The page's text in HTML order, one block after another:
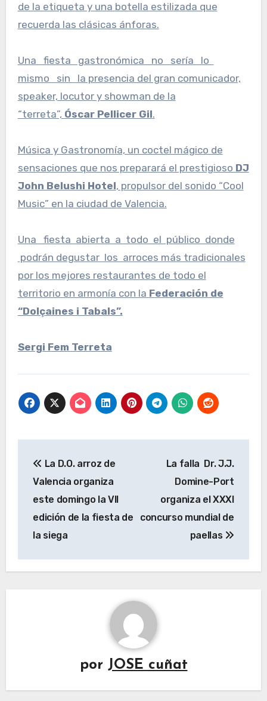
de la etiqueta y una botella estilizada que
recuerda las clásicas ánforas.
Una fiesta gastronómica no sería lo
mismo sin la presencia del gran comunicador,
speaker, locutor y showman de la
“terreta”, Óscar Pellicer Gil.
Música y Gastronomía, un coctel mágico de
sensaciones que nos preparará el prestigioso DJ
John Belushi Hotel, propulsor del sonido “Cool
Music” en la ciudad de Valencia.
Una fiesta abierta a todo el público donde
podrán degustar los arroces más tradicionales
por los mejores restaurantes de todo el
territorio en armonía con la Federación de
“Dolçaines i Tabals”.
Sergi Fem Terreta
de
entradas
La D.O. arroz de
Valencia organiza
este domingo la VII
edición de la fiesta de
la siega
La falla Dr. J.J.
Domine-Port
organiza el XXXI
concurso mundial de
paellas
por JOSE cuñat